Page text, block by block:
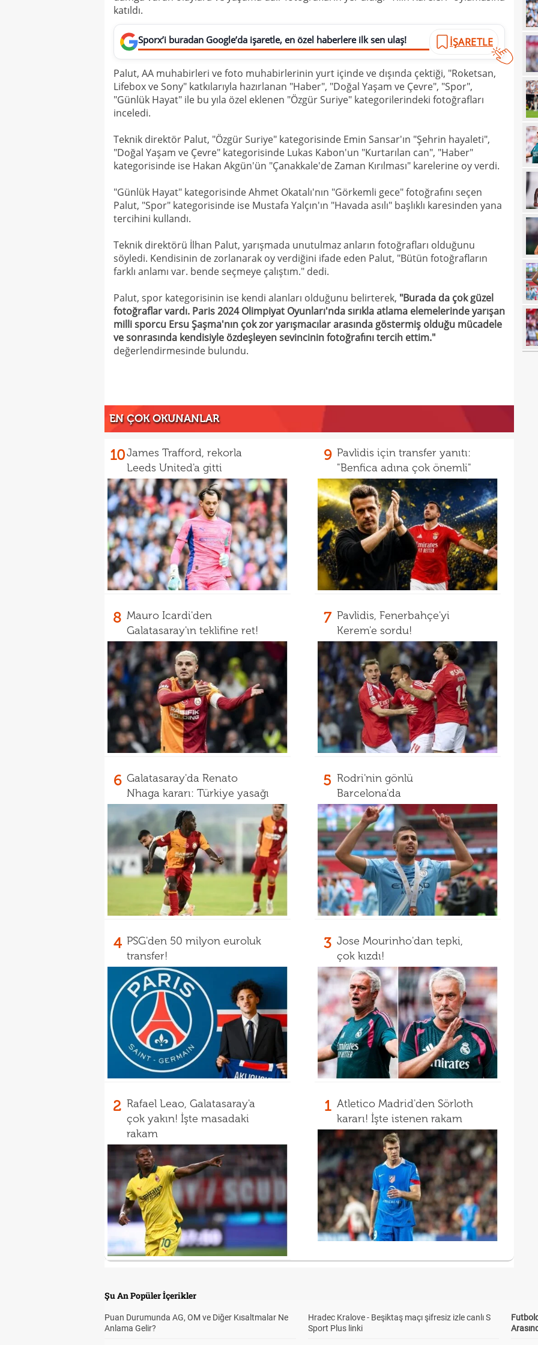
katıldı.
Sporx’i buradan Google’da işaretle, en özel haberlere ilk sen ulaş! İŞARETLE
Palut, AA muhabirleri ve foto muhabirlerinin yurt içinde ve dışında çektiği, "Roketsan,
Lifebox ve Sony" katkılarıyla hazırlanan "Haber", "Doğal Yaşam ve Çevre", "Spor",
"Günlük Hayat" ile bu yıla özel eklenen "Özgür Suriye" kategorilerindeki fotoğrafları
inceledi.
Teknik direktör Palut, "Özgür Suriye" kategorisinde Emin Sansar'ın "Şehrin hayaleti",
"Doğal Yaşam ve Çevre" kategorisinde Lukas Kabon'un "Kurtarılan can", "Haber"
kategorisinde ise Hakan Akgün'ün "Çanakkale'de Zaman Kırılması" karelerine oy verdi.
"Günlük Hayat" kategorisinde Ahmet Okatalı'nın "Görkemli gece" fotoğrafını seçen
Palut, "Spor" kategorisinde ise Mustafa Yalçın'ın "Havada asılı" başlıklı karesinden yana
tercihini kullandı.
Teknik direktörü İlhan Palut, yarışmada unutulmaz anların fotoğrafları olduğunu
söyledi. Kendisinin de zorlanarak oy verdiğini ifade eden Palut, "Bütün fotoğrafların
farklı anlamı var. bende seçmeye çalıştım." dedi.
Palut, spor kategorisinin ise kendi alanları olduğunu belirterek, "Burada da çok güzel
fotoğraflar vardı. Paris 2024 Olimpiyat Oyunları'nda sırıkla atlama elemelerinde yarışan
milli sporcu Ersu Şaşma'nın çok zor yarışmacılar arasında göstermiş olduğu mücadele
ve sonrasında kendisiyle özdeşleyen sevincinin fotoğrafını tercih ettim."
değerlendirmesinde bulundu.
EN ÇOK OKUNANLAR
10James Trafford, rekorla
Leeds United'a gitti
9 Pavlidis için transfer yanıtı:
"Benfica adına çok önemli"
8 Mauro Icardi'den
Galatasaray'ın teklifine ret!
7 Pavlidis, Fenerbahçe'yi
Kerem'e sordu!
6 Galatasaray'da Renato
Nhaga kararı: Türkiye yasağı
5 Rodri'nin gönlü
Barcelona'da
4 PSG'den 50 milyon euroluk
transfer!
3 Jose Mourinho'dan tepki,
çok kızdı!
2 Rafael Leao, Galatasaray'a
çok yakın! İşte masadaki
rakam
1 Atletico Madrid'den Sörloth
kararı! İşte istenen rakam
Şu An Popüler İçerikler
Puan Durumunda AG, OM ve Diğer Kısaltmalar Ne
Anlama Gelir?
Hradec Kralove - Beşiktaş maçı şifresiz izle canlı S
Sport Plus linki